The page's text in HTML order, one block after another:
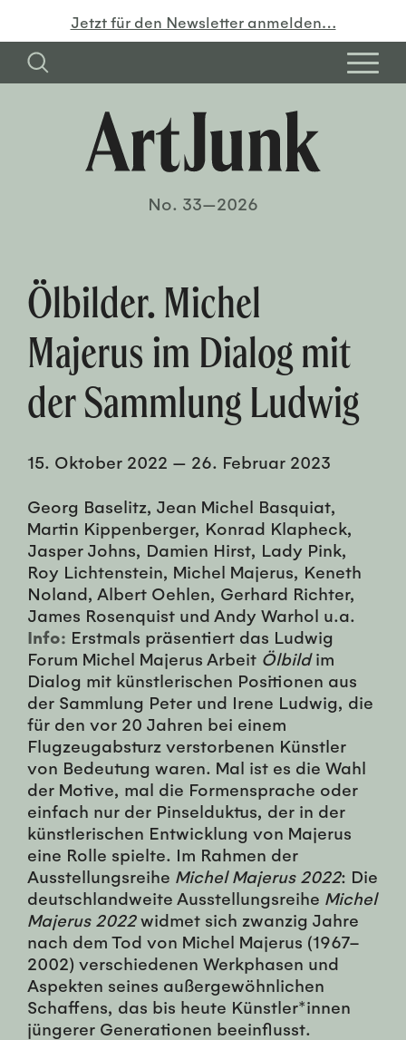
Jetzt für den Newsletter anmelden…
No. 33—2026
Ölbilder. Michel
Majerus im Dialog mit
der Sammlung Ludwig
15. Oktober 2022 — 26. Februar 2023
Georg Baselitz, Jean Michel Basquiat,
Martin Kippenberger, Konrad Klapheck,
Jasper Johns, Damien Hirst, Lady Pink,
Roy Lichtenstein, Michel Majerus, Keneth
Noland, Albert Oehlen, Gerhard Richter,
James Rosenquist und Andy Warhol u.a.
Info: Erstmals präsentiert das Ludwig
Forum Michel Majerus Arbeit Ölbildim
Dialog mit künstlerischen Positionen aus
der Sammlung Peter und Irene Ludwig, die
für den vor 20 Jahren bei einem
Flugzeugabsturz verstorbenen Künstler
von Bedeutung waren. Mal ist es die Wahl
der Motive, mal die Formensprache oder
einfach nur der Pinselduktus, der in der
künstlerischen Entwicklung von Majerus
eine Rolle spielte. Im Rahmen der
Ausstellungsreihe Michel Majerus 2022: Die
deutschlandweite Ausstellungsreihe Michel
Majerus 2022widmet sich zwanzig Jahre
nach dem Tod von Michel Majerus (1967–
2002) verschiedenen Werkphasen und
Aspekten seines außergewöhnlichen
Schaffens, das bis heute Künstler*innen
jüngerer Generationen beeinflusst.